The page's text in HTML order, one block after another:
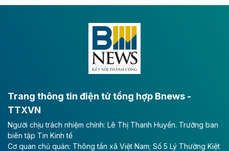
Đông A dài khoảng 25,1 km được kỳ vọng sẽ tạo động
lực phát triển kinh tế - xã hội khu vực phía Nam đồng
Long Thành
Tổng công ty Cảng hàng không Việt Nam - CTCP
(ACV) vừa lập kỷ lục mới về lợi nhuận trong quý
II/2026.
Trang thông tin điện tử tổng hợp Bnews -
TTXVN
Người chịu trách nhiệm chính: Lê Thị Thanh Huyền. Trưởng ban
biên tập Tin Kinh tế
Cơ quan chủ quản: Thông tấn xã Việt Nam; Số 5 Lý Thường Kiệt